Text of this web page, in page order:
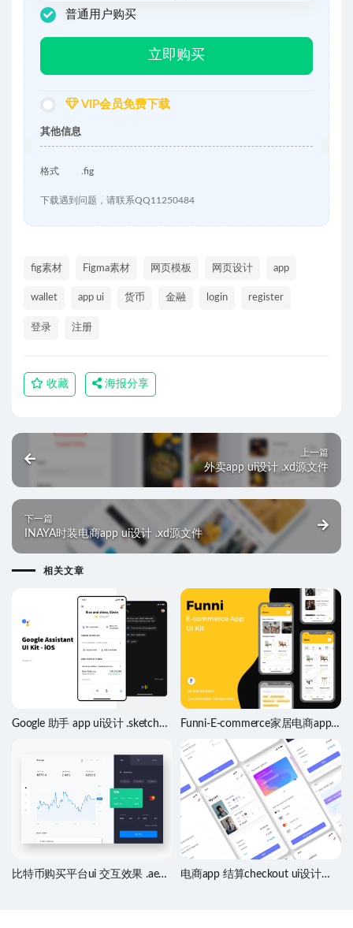
普通用户购买
立即购买
VIP会员免费下载
其他信息
格式 .fig
下载遇到问题，请联系QQ11250484
fig素材 Figma素材 网页模板 网页设计 app
wallet app ui 货币 金融 login register
登录 注册
收藏 海报分享
上一篇
外卖app ui设计 .xd源文件
下一篇
INAYA时装电商app ui设计 .xd源文件
相关文章
Google 助手 app ui设计 .sketch素
Funni-E-commerce家居电商app
ui设计套件 .fig源文件
比特币购买平台ui 交互效果 .ae
电商app 结算checkout ui设计